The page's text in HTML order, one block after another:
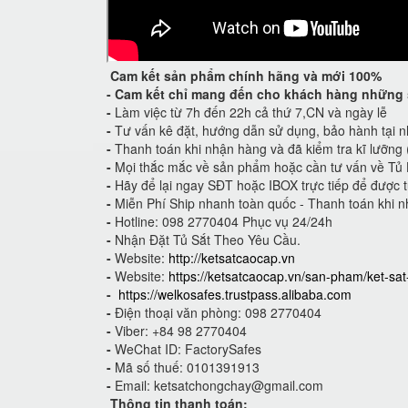
Cam kết sản phẩm chính hãng và mới 100%
- Cam kết chỉ mang đến cho khách hàng
- Làm việc từ 7h đến 22h cả thứ 7,CN và ngày lễ
- Tư vấn kê đặt, hướng dẫn sử dụng, bảo hành tại
- Thanh toán khi nhận hàng và đã kiểm tra kĩ
- Mọi thắc mắc về sản phẩm hoặc cần tư vấn về
- Hãy để lại ngay SĐT hoặc IBOX trực tiếp để được
- Miễn Phí Ship nhanh toàn quốc - Thanh toán khi
- Hotline: 098 2770404 Phục vụ 24/24h
- Nhận Đặt Tủ Sắt Theo Yêu Cầu.
- Website: http://ketsatcaocap.vn
- Website: https://ketsatcaocap.vn/san-pham/ket-
- https://welkosafes.trustpass.alibaba.com
- Điện thoại văn phòng: 098 2770404
- Viber: +84 98 2770404
- WeChat ID: FactorySafes
- Mã số thuế: 0101391913
- Email: ketsatchongchay@gmail.com
Thông tin thanh toán: